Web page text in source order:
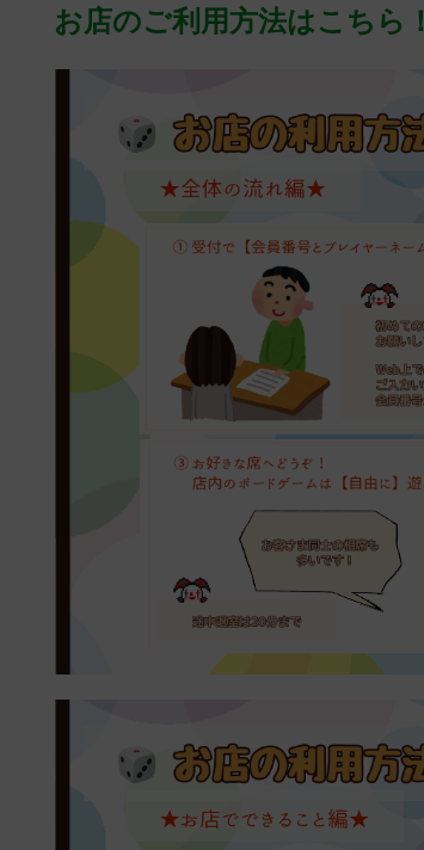
お店のご利用方法はこちら！